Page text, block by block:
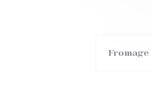
Fromage